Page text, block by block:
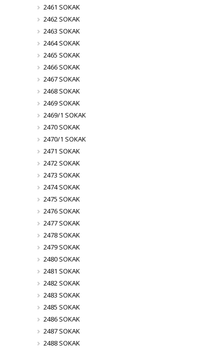
2461 SOKAK
2462 SOKAK
2463 SOKAK
2464 SOKAK
2465 SOKAK
2466 SOKAK
2467 SOKAK
2468 SOKAK
2469 SOKAK
2469/1 SOKAK
2470 SOKAK
2470/1 SOKAK
2471 SOKAK
2472 SOKAK
2473 SOKAK
2474 SOKAK
2475 SOKAK
2476 SOKAK
2477 SOKAK
2478 SOKAK
2479 SOKAK
2480 SOKAK
2481 SOKAK
2482 SOKAK
2483 SOKAK
2485 SOKAK
2486 SOKAK
2487 SOKAK
2488 SOKAK